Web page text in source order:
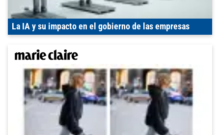
La IA y su impacto en el gobierno de las empresas